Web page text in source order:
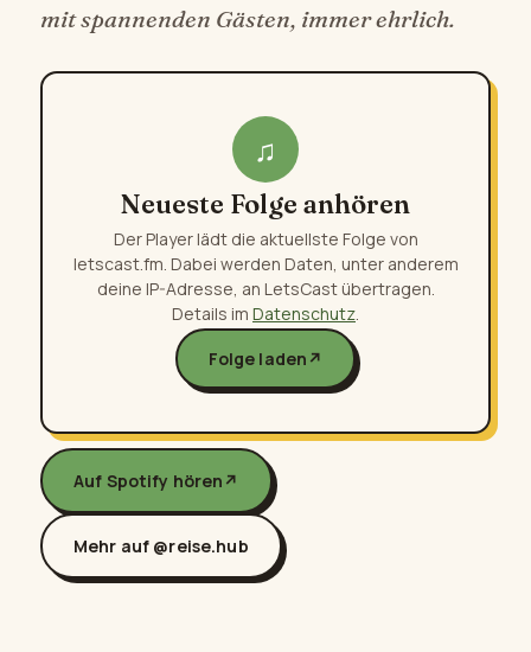
mit spannenden Gästen, immer ehrlich.
♫
Neueste Folge anhören
Der Player lädt die aktuellste Folge von
letscast.fm. Dabei werden Daten, unter anderem
deine IP-Adresse, an LetsCast übertragen.
Details im Datenschutz
Folge laden ↗
Auf Spotify hören ↗
Mehr auf @reise.hub